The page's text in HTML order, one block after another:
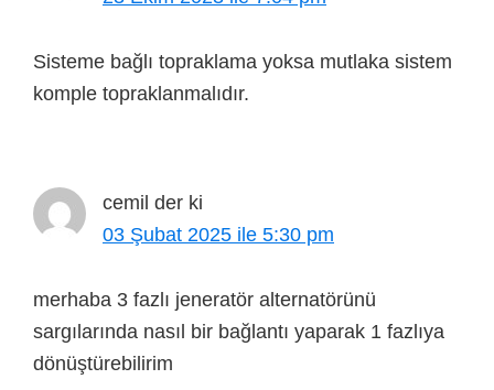
Sisteme bağlı topraklama yoksa mutlaka sistem
komple topraklanmalıdır.
cemil der ki
03 Şubat 2025 ile 5:30 pm
merhaba 3 fazlı jeneratör alternatörünü
sargılarında nasıl bir bağlantı yaparak 1 fazlıya
dönüştürebilirim